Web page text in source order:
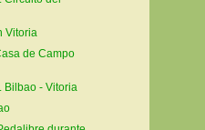
Vitoria
de Campo
Bilbao - Vitoria